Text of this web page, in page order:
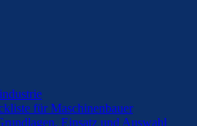
für Maschinenbauer
Einsatz und Auswahl